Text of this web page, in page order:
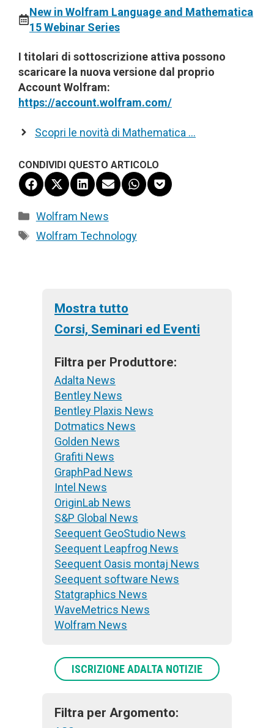
New in Wolfram Language and Mathematica
15 Webinar Series
I titolari di sottoscrizione attiva possono
scaricare la nuova versione dal proprio
Account Wolfram:
https://account.wolfram.com/
Scopri le novità di Mathematica …
CONDIVIDI QUESTO ARTICOLO
Share
on
Facebook
Share
on
X
(Twitter)
Share
on
LinkedIn
Share
on
Share
on
Share
on
Categorie
Wolfram News
Tag
Wolfram Technology
Mostra tutto
Corsi, Seminari ed Eventi
Filtra per Produttore:
Adalta News
Bentley News
Bentley Plaxis News
Dotmatics News
Golden News
Grafiti News
GraphPad News
Intel News
OriginLab News
S&P Global News
Seequent GeoStudio News
Seequent Leapfrog News
Seequent Oasis montaj News
Seequent software News
Statgraphics News
WaveMetrics News
Wolfram News
ISCRIZIONE ADALTA NOTIZIE
Filtra per Argomento: